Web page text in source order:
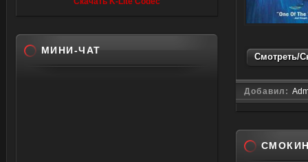
Смотреть/
Добавил:
МИНИ-ЧАТ